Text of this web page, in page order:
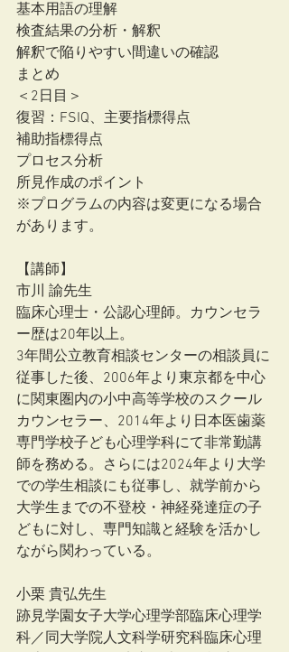
基本用語の理解
検査結果の分析・解釈
解釈で陥りやすい間違いの確認
まとめ
＜2日目＞
復習：FSIQ、主要指標得点
補助指標得点
プロセス分析
所見作成のポイント
※プログラムの内容は変更になる場合
があります。
【講師】
市川 諭先生
臨床心理士・公認心理師。カウンセラ
ー歴は20年以上。
3年間公立教育相談センターの相談員に
従事した後、2006年より東京都を中心
に関東圏内の小中高等学校のスクール
カウンセラー、2014年より日本医歯薬
専門学校子ども心理学科にて非常勤講
師を務める。さらには2024年より大学
での学生相談にも従事し、就学前から
大学生までの不登校・神経発達症の子
どもに対し、専門知識と経験を活かし
ながら関わっている。
小栗 貴弘先生
跡見学園女子大学心理学部臨床心理学
科／同大学院人文科学研究科臨床心理